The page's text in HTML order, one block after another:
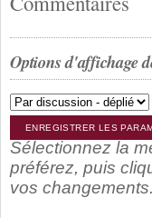
Options d'affichage
Sélectionnez la
préférez, puis
vos changements.